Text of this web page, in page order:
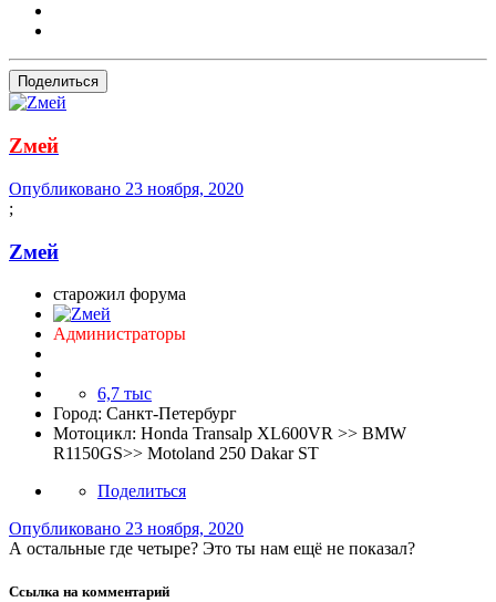
Поделиться
Zмей
Опубликовано 23 ноября, 2020
;
Zмей
старожил форума
Администраторы
6,7 тыс
Город: Санкт-Петербург
Мотоцикл: Honda Transalp XL600VR >> BMW
R1150GS>> Motoland 250 Dakar ST
Поделиться
Опубликовано 23 ноября, 2020
А остальные где четыре? Это ты нам ещё не показал?
Ссылка на комментарий